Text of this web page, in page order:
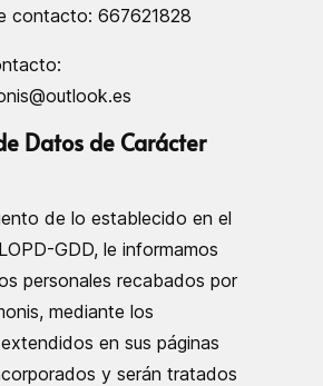
contacto: 667621828
Datos de Carácter
de lo establecido en el
GDD, le informamos
personales recabados por
mediante los
en sus páginas
y serán tratados